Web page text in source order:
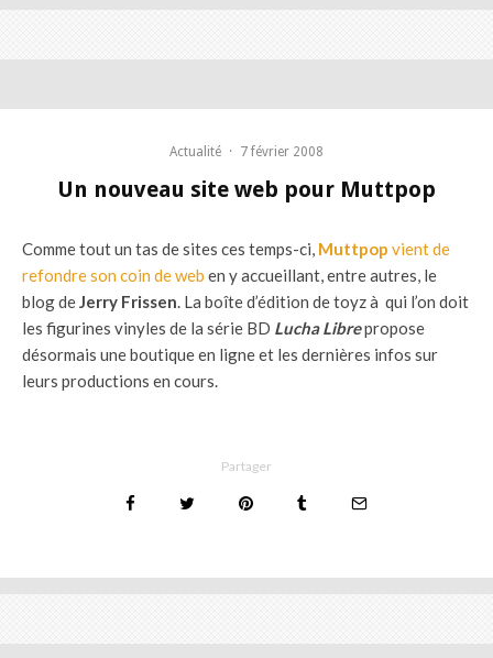
Actualité · 7 février 2008
Un nouveau site web pour Muttpop
Comme tout un tas de sites ces temps-ci, Muttpop vient de
refondre son coin de web en y accueillant, entre autres, le
blog deJerry Frissen. La boîte d’édition de toyz à qui l’on doit
les figurines vinyles de la série BD Lucha Librepropose
désormais une boutique en ligne et les dernières infos sur
leurs productions en cours.
Partager